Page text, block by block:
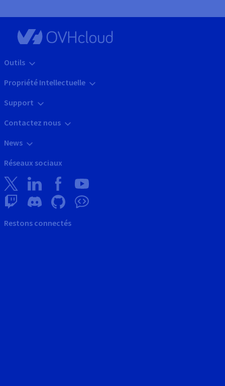
Outils
Propriété Intellectuelle
Support
Contactez nous
News
Réseaux sociaux
Restons connectés